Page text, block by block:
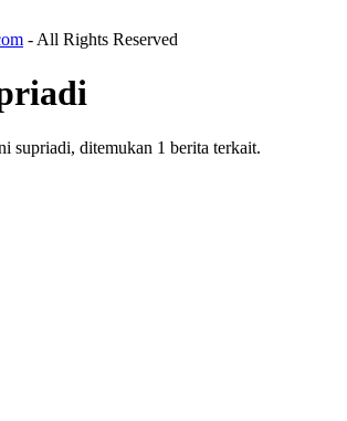
- All Rights Reserved
supriadi, ditemukan 1 berita terkait.